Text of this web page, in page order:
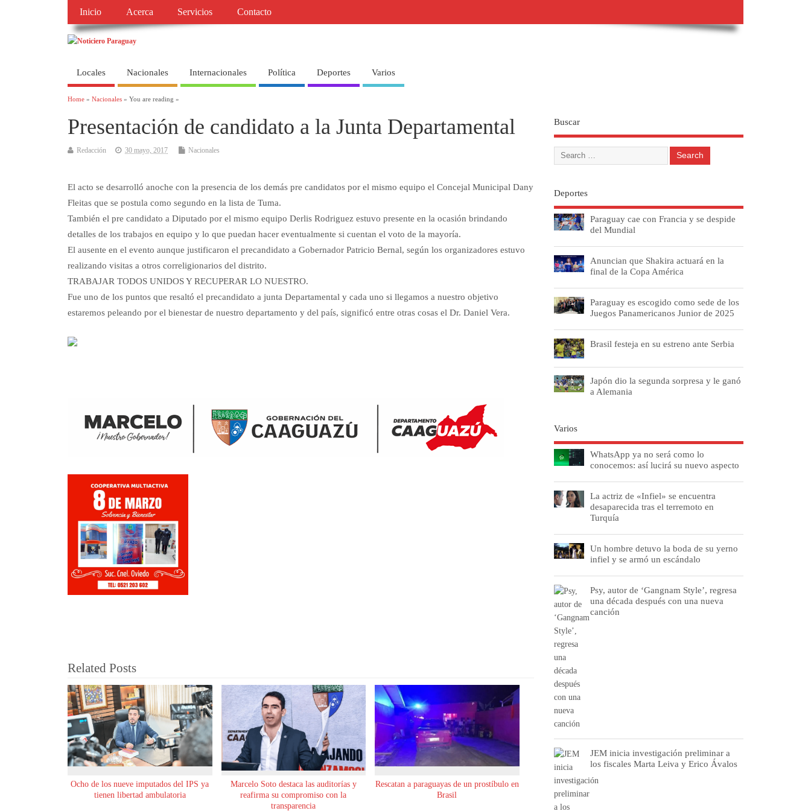
Inicio Acerca Servicios Contacto
Locales Nacionales Internacionales Política Deportes Varios
Home » Nacionales » You are reading »
Presentación de candidato a la Junta Departamental
Redacción 30 mayo, 2017 Nacionales
El acto se desarrolló anoche con la presencia de los demás pre candidatos por el mismo equipo el Concejal Municipal Dany
Fleitas que se postula como segundo en la lista de Tuma.
También el pre candidato a Diputado por el mismo equipo Derlis Rodriguez estuvo presente en la ocasión brindando
detalles de los trabajos en equipo y lo que puedan hacer eventualmente si cuentan el voto de la mayoría.
El ausente en el evento aunque justificaron el precandidato a Gobernador Patricio Bernal, según los organizadores estuvo
realizando visitas a otros correligionarios del distrito.
TRABAJAR TODOS UNIDOS Y RECUPERAR LO NUESTRO.
Fue uno de los puntos que resaltó el precandidato a junta Departamental y cada uno si llegamos a nuestro objetivo
estaremos peleando por el bienestar de nuestro departamento y del país, significó entre otras cosas el Dr. Daniel Vera.
Related Posts
Ocho de los nueve imputados del IPS ya
tienen libertad ambulatoria
Marcelo Soto destaca las auditorías y
reafirma su compromiso con la
transparencia
Rescatan a paraguayas de un prostíbulo en
Brasil
Buscar
Deportes
Paraguay cae con Francia y se despide
del Mundial
Anuncian que Shakira actuará en la
final de la Copa América
Paraguay es escogido como sede de los
Juegos Panamericanos Junior de 2025
Brasil festeja en su estreno ante Serbia
Japón dio la segunda sorpresa y le ganó
a Alemania
Varios
WhatsApp ya no será como lo
conocemos: así lucirá su nuevo aspecto
La actriz de «Infiel» se encuentra
desaparecida tras el terremoto en
Turquía
Un hombre detuvo la boda de su yerno
infiel y se armó un escándalo
Psy, autor de ‘Gangnam Style’, regresa
una década después con una nueva
canción
JEM inicia investigación preliminar a
los fiscales Marta Leiva y Erico Ávalos